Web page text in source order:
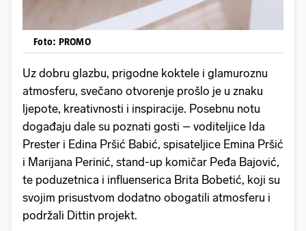
Foto: PROMO
Uz dobru glazbu, prigodne koktele i glamuroznu
atmosferu, svečano otvorenje prošlo je u znaku
ljepote, kreativnosti i inspiracije. Posebnu notu
događaju dale su poznati gosti – voditeljice Ida
Prester i Edina Pršić Babić, spisateljice Emina Pršić
i Marijana Perinić, stand-up komičar Peđa Bajović,
te poduzetnica i influenserica Brita Bobetić, koji su
svojim prisustvom dodatno obogatili atmosferu i
podržali Dittin projekt.